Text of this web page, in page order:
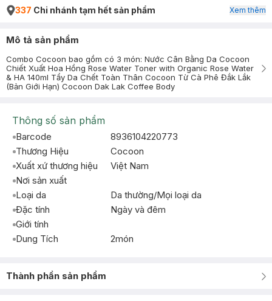
337 Chi nhánh tạm hết sản phẩm Xem thêm
Mô tả sản phẩm
Combo Cocoon bao gồm có 3 món: Nước Cân Bằng Da Cocoon
Chiết Xuất Hoa Hồng Rose Water Toner with Organic Rose Water
& HA 140ml Tẩy Da Chết Toàn Thân Cocoon Từ Cà Phê Đắk Lắk
(Bản Giới Hạn) Cocoon Dak Lak Coffee Body
Thông số sản phẩm
Barcode
8936104220773
Thương Hiệu
Cocoon
Xuất xứ thương hiệu
Việt Nam
Nơi sản xuất
Loại da
Da thường/Mọi loại da
Đặc tính
Ngày và đêm
Giới tính
Dung Tích
2món
Thành phần sản phẩm